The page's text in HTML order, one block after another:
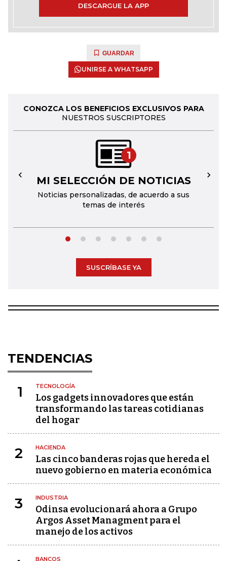
DESCARGUE LA APP
GUARDAR
UNIRSE A WHATSAPP
CONOZCA LOS BENEFICIOS EXCLUSIVOS PARA
NUESTROS SUSCRIPTORES
1
MI SELECCIÓN DE NOTICIAS
Noticias personalizadas, de acuerdo a sus
temas de interés
← →
SUSCRÍBASE YA
TENDENCIAS
1 TECNOLOGÍA
Los gadgets innovadores que están
transformando las tareas cotidianas
del hogar
2 HACIENDA
Las cinco banderas rojas que hereda el
nuevo gobierno en materia económica
3 INDUSTRIA
Odinsa evolucionará ahora a Grupo
Argos Asset Managment para el
manejo de los activos
BANCOS